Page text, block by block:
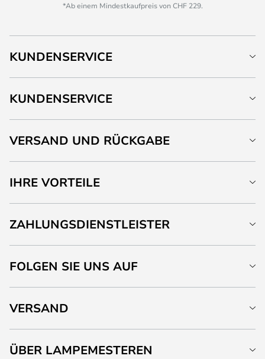
*Ab einem Mindestkaufpreis von CHF 229.
KUNDENSERVICE
KUNDENSERVICE
VERSAND UND RÜCKGABE
IHRE VORTEILE
ZAHLUNGSDIENSTLEISTER
FOLGEN SIE UNS AUF
VERSAND
ÜBER LAMPEMESTEREN